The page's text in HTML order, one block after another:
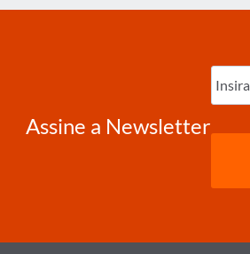
Assine a Newsletter
Digite
o
e-